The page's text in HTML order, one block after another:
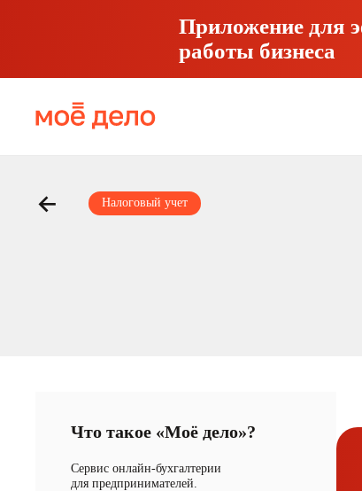
Приложение для
работы бизнеса
Налоговый учет
Что такое «Моё дело»?
Cервис онлайн-бухгалтерии
для предпринимателей.